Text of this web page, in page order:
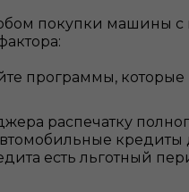
покупки машины
программы,
распечатку
есть льготный